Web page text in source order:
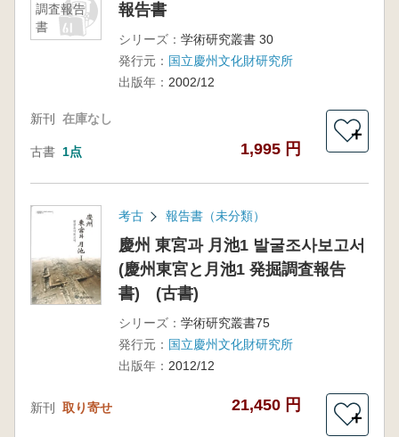
調査報告
書
報告書
シリーズ： 学術研究叢書 30
発行元： 国立慶州文化財研究所
出版年： 2002/12
新刊 在庫なし
古書 1点 1,995 円
＋
考古 報告書（未分類）
慶州 東宮과 月池1 발굴조사보고서
(慶州東宮と月池1 発掘調査報告
書) (古書)
シリーズ： 学術研究叢書75
発行元： 国立慶州文化財研究所
出版年： 2012/12
新刊 取り寄せ 21,450 円
＋